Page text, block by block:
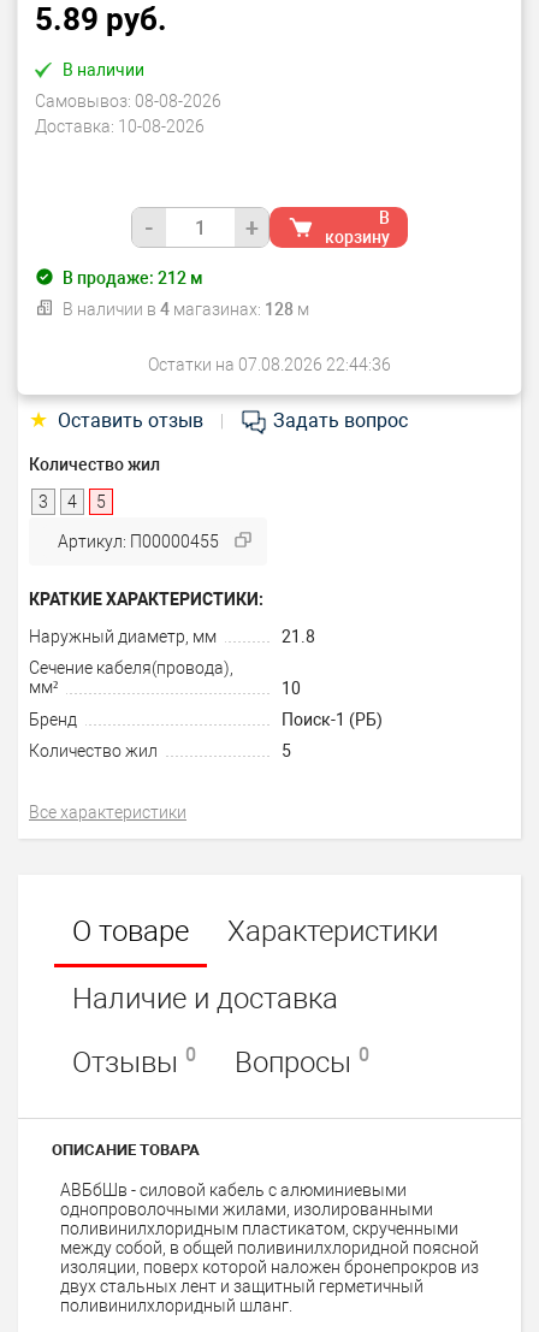
5.89 руб.
В наличии
Самовывоз: 08-08-2026
Доставка: 10-08-2026
- +
В
корзину
В продаже: 212 м
В наличии в 4 магазинах: 128 м
Остатки на 07.08.2026 22:44:36
★ Оставить отзыв Задать вопрос
Количество жил
3
4 5
Артикул: П00000455
КРАТКИЕ ХАРАКТЕРИСТИКИ:
Наружный диаметр, мм
21.8
Сечение кабеля(провода),
мм²
10
Бренд
Поиск-1 (РБ)
Количество жил
5
Все характеристики
О товаре
Характеристики
Наличие и доставка
Отзывы 0 Вопросы 0
ОПИСАНИЕ ТОВАРА
АВБбШв - силовой кабель с алюминиевыми
однопроволочными жилами, изолированными
поливинилхлоридным пластикатом, скрученными
между собой, в общей поливинилхлоридной поясной
изоляции, поверх которой наложен бронепрокров из
двух стальных лент и защитный герметичный
поливинилхлоридный шланг.